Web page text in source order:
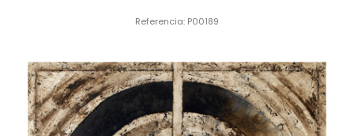
Referencia P00189